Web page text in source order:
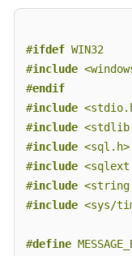
指
开
发
指
发
指
南
布
#ifdef WIN32
#include
#endif
#include
#include
#include <sql.h>
#include
#include
#include <sys/
#define